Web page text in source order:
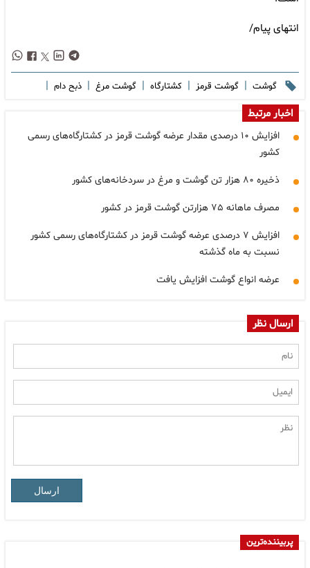
انتهای پیام/
گوشت | گوشت قرمز | کشتارگاه | گوشت مرغ | ذبح دام |
اخبار مرتبط
افزایش ۱۰ درصدی مقدار عرضه گوشت قرمز در کشتارگاه‌های رسمی
کشور
ذخیره ۸۰ هزار تن گوشت و مرغ در سردخانه‌های کشور
مصرف ماهانه ۷۵ هزارتن گوشت قرمز در کشور
افزایش ۷ درصدی عرضه گوشت قرمز در کشتارگاه‌های رسمی کشور
نسبت به ماه گذشته
عرضه انواع گوشت افزایش یافت
ارسال نظر
ارسال
پربیننده‌ترین